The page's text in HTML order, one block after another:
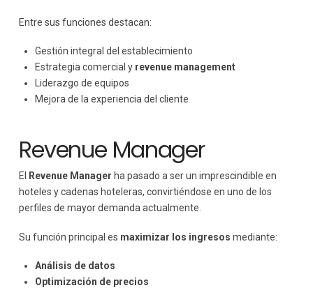
Entre sus funciones destacan:
Gestión integral del establecimiento
Estrategia comercial y revenue management
Liderazgo de equipos
Mejora de la experiencia del cliente
Revenue Manager
El Revenue Manager ha pasado a ser un imprescindible en
hoteles y cadenas hoteleras, convirtiéndose en uno de los
perfiles de mayor demanda actualmente.
Su función principal es maximizar los ingresos mediante:
Análisis de datos
Optimización de precios